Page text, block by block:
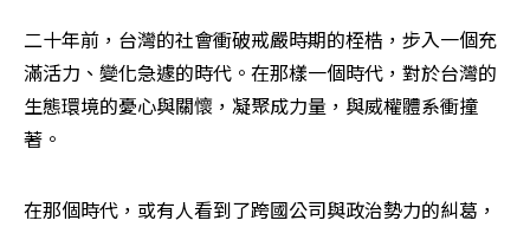
二十年前，台灣的社會衝破戒嚴時期的桎梏，步入一個充
滿活力、變化急遽的時代。在那樣一個時代，對於台灣的
生態環境的憂心與關懷，凝聚成力量，與威權體系衝撞
著。
在那個時代，或有人看到了跨國公司與政治勢力的糾葛，